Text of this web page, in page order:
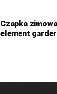
Czapka
element